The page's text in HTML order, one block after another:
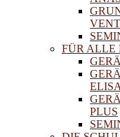
FÜR ALLE
PLUS